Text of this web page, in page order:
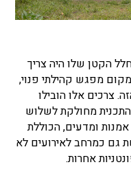
הקטן שלו היה צריך
מפגש קהילתי פנוי,
צרכים אלו הובילו
מחולקת לשלוש
ומדעים, הכוללת
גם כמרחב לאירועים לא
אחרות.